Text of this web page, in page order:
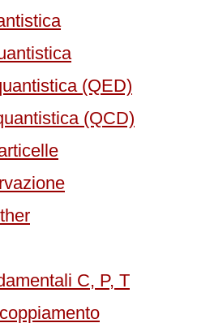
(QED)
(QCD)
C, P, T